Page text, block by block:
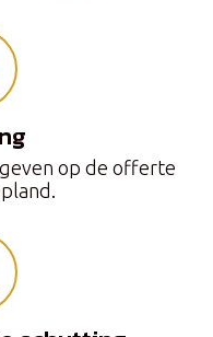
op de offerte